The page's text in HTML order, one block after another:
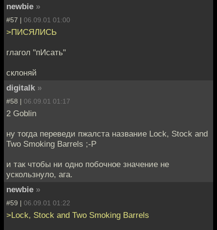
newbie »
#57 | 06.09.01 01:00
>ПИСЯЛИСЬ
глагол "пИсать"
склоняй
digitalk »
#58 | 06.09.01 01:17
2 Goblin
ну тогда переведи пжалста название Lock, Stock and
Two Smoking Barrels ;-P
и так чтобы ни одно побочное значение не
ускользнуло, ага.
newbie »
#59 | 06.09.01 01:22
>Lock, Stock and Two Smoking Barrels